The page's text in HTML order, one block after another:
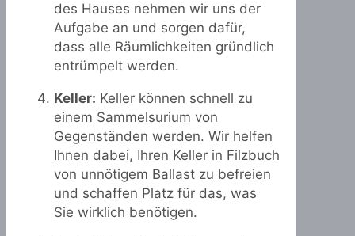
des Hauses nehmen wir uns der
Aufgabe an und sorgen dafür,
dass alle Räumlichkeiten gründlich
entrümpelt werden.
Keller: Keller können schnell zu
einem Sammelsurium von
Gegenständen werden. Wir helfen
Ihnen dabei, Ihren Keller in Filzbuch
von unnötigem Ballast zu befreien
und schaffen Platz für das, was
Sie wirklich benötigen.